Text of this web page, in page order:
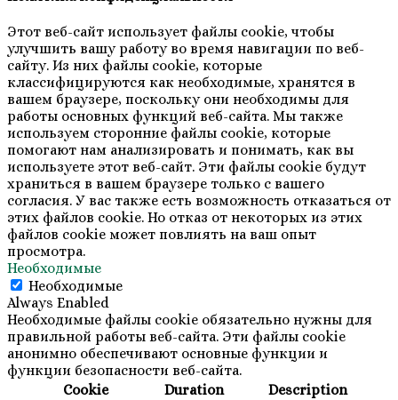
Этот веб-сайт использует файлы cookie, чтобы
улучшить вашу работу во время навигации по веб-
сайту. Из них файлы cookie, которые
классифицируются как необходимые, хранятся в
вашем браузере, поскольку они необходимы для
работы основных функций веб-сайта. Мы также
используем сторонние файлы cookie, которые
помогают нам анализировать и понимать, как вы
используете этот веб-сайт. Эти файлы cookie будут
храниться в вашем браузере только с вашего
согласия. У вас также есть возможность отказаться от
этих файлов cookie. Но отказ от некоторых из этих
файлов cookie может повлиять на ваш опыт
просмотра.
Необходимые
Необходимые
Always Enabled
Необходимые файлы cookie обязательно нужны для
правильной работы веб-сайта. Эти файлы cookie
анонимно обеспечивают основные функции и
функции безопасности веб-сайта.
Cookie
Duration Description